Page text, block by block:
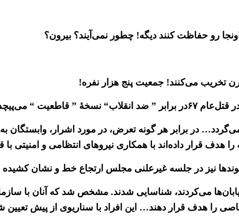
رو حفاظت کنند دیگه! چطور نمی‌آیند؟ بیرون؟
تخریب می‌کنند! جمعیت پنج هزار نفره!
“ می‌پیچد و می‌گوید:
در برابر هر گونه تعرض، در مورد اشرار، وابستگان به
قرار داده‌اند با همکاری نیرو‌های انتظامی و امنیتی با
نیز در جلسه غیرعلنی مجلس ارتجاع خط‌ و نشان
می‌کردند، شناسایی شدند. مشخص شد که آنان با
را هدف قرار دهند… این افراد با سناریوی از پیش